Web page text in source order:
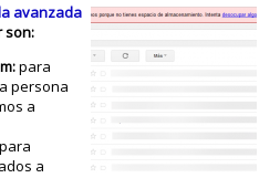
avanzada
son:
para
persona
a
para
a